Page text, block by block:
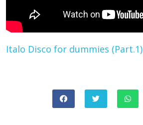
Italo Disco for dummies (Part.1)